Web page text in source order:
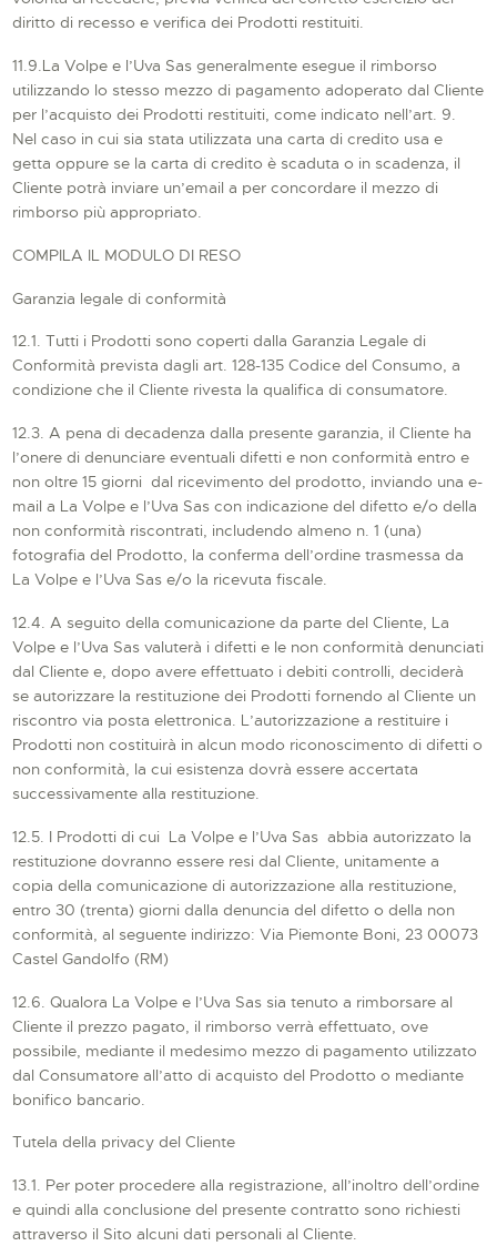
diritto di recesso e verifica dei Prodotti restituiti.
11.9.La Volpe e l’Uva Sas generalmente esegue il rimborso
utilizzando lo stesso mezzo di pagamento adoperato dal Cliente
per l’acquisto dei Prodotti restituiti, come indicato nell’art. 9.
Nel caso in cui sia stata utilizzata una carta di credito usa e
getta oppure se la carta di credito è scaduta o in scadenza, il
Cliente potrà inviare un’email a per concordare il mezzo di
rimborso più appropriato.
COMPILA IL MODULO DI RESO
Garanzia legale di conformità
12.1. Tutti i Prodotti sono coperti dalla Garanzia Legale di
Conformità prevista dagli art. 128-135 Codice del Consumo, a
condizione che il Cliente rivesta la qualifica di consumatore.
12.3. A pena di decadenza dalla presente garanzia, il Cliente ha
l’onere di denunciare eventuali difetti e non conformità entro e
non oltre 15 giorni dal ricevimento del prodotto, inviando una e-
mail a La Volpe e l’Uva Sas con indicazione del difetto e/o della
non conformità riscontrati, includendo almeno n. 1 (una)
fotografia del Prodotto, la conferma dell’ordine trasmessa da
La Volpe e l’Uva Sas e/o la ricevuta fiscale.
12.4. A seguito della comunicazione da parte del Cliente, La
Volpe e l’Uva Sas valuterà i difetti e le non conformità denunciati
dal Cliente e, dopo avere effettuato i debiti controlli, deciderà
se autorizzare la restituzione dei Prodotti fornendo al Cliente un
riscontro via posta elettronica. L’autorizzazione a restituire i
Prodotti non costituirà in alcun modo riconoscimento di difetti o
non conformità, la cui esistenza dovrà essere accertata
successivamente alla restituzione.
12.5. I Prodotti di cui La Volpe e l’Uva Sas abbia autorizzato la
restituzione dovranno essere resi dal Cliente, unitamente a
copia della comunicazione di autorizzazione alla restituzione,
entro 30 (trenta) giorni dalla denuncia del difetto o della non
conformità, al seguente indirizzo: Via Piemonte Boni, 23 00073
Castel Gandolfo (RM)
12.6. Qualora La Volpe e l’Uva Sas sia tenuto a rimborsare al
Cliente il prezzo pagato, il rimborso verrà effettuato, ove
possibile, mediante il medesimo mezzo di pagamento utilizzato
dal Consumatore all’atto di acquisto del Prodotto o mediante
bonifico bancario.
Tutela della privacy del Cliente
13.1. Per poter procedere alla registrazione, all’inoltro dell’ordine
e quindi alla conclusione del presente contratto sono richiesti
attraverso il Sito alcuni dati personali al Cliente.